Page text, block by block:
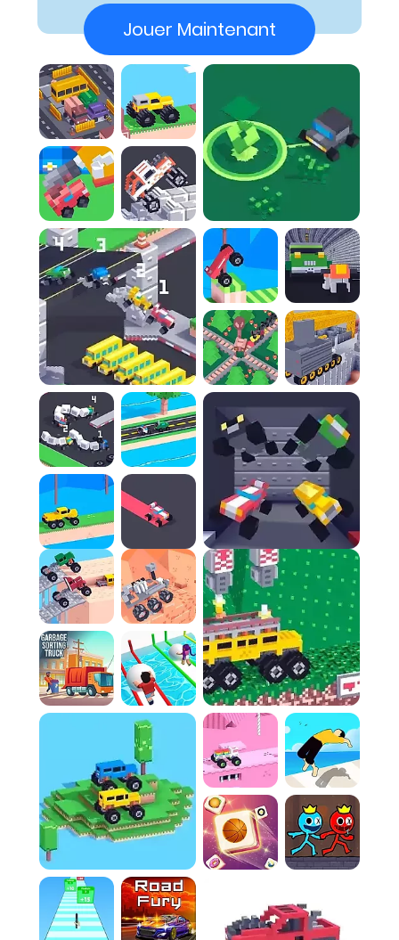
contraste avec l'intensité du gameplay, me
gardant constamment sur le qui-vive.
Comment Jouer
Règles du jeu :
Règle 1 :L'objectif principal est de piloter votre
véhicule mal conçu sur un terrain dangereux
dans les nuages sans vous écraser ou tomber.
Règle 2 :Vous n'avez le contrôle que de
l'accélération et du freinage. Il n'est pas
possible de diriger le véhicule à gauche ou à
droite.
Règle 3 :Le terrain est imprévisible et
dangereux. Anticipez les bosses, les sauts et
les surfaces inégales pour maintenir l'équilibre
de votre véhicule.
Règle 4 :
Il est crucial de synchroniser votre
accélération et votre freinage. Un saut abordé
trop rapidement peut vous faire dépasser
votre objectif, tandis qu'un freinage trop tardif
peut entraîner une chute fatale.
Contrôles :
Avancer :Appuyez sur W, D, X, la flèche haut
ou la flèche droite.
Reculer/Freiner :Appuyez sur S, A, Z, la flèche
bas ou la flèche gauche.
Commandes tactiles :
Sur les appareils tactiles,
appuyez simplement sur l'écran pour
accélérer ou freiner.
Contrôles simplifiés :Maîtrisez l'accélération et
le freinage pour progresser dans les niveaux.
FAQ :
Q : Pourquoi est-il impossible de diriger la
voiture ?
Cloud Drive est conçu comme un jeu de puzzle
et de course basé sur la physique, où le défi
consiste à maîtriser l'élan et l'équilibre en
utilisant uniquement l'accélération et le
freinage. L'absence de direction est une
mécanique de base.
Q : Comment puis-je éviter de me retourner ?
Gérez votre vitesse avec prudence. Relâchez
l'accélérateur à l'approche de pentes raides
ou de sauts, et utilisez le frein pour stabiliser le
véhicule s'il commence à trop pencher.
Q : Y a-t-il une fin au jeu, ou est-ce une course
infinie ?
Cloud Drive se compose généralement de
niveaux de plus en plus difficiles. Votre objectif
Jouer Maintenant